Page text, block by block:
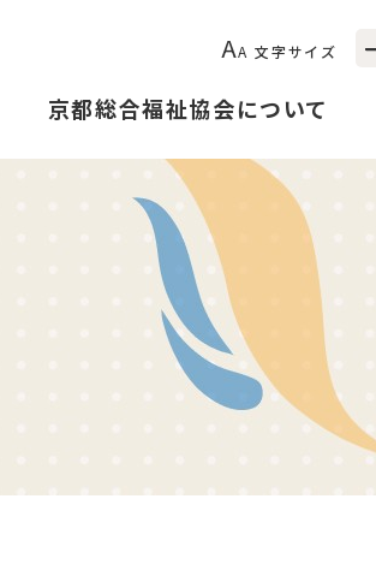
AA 文字サイズ
京都総合福祉協会について